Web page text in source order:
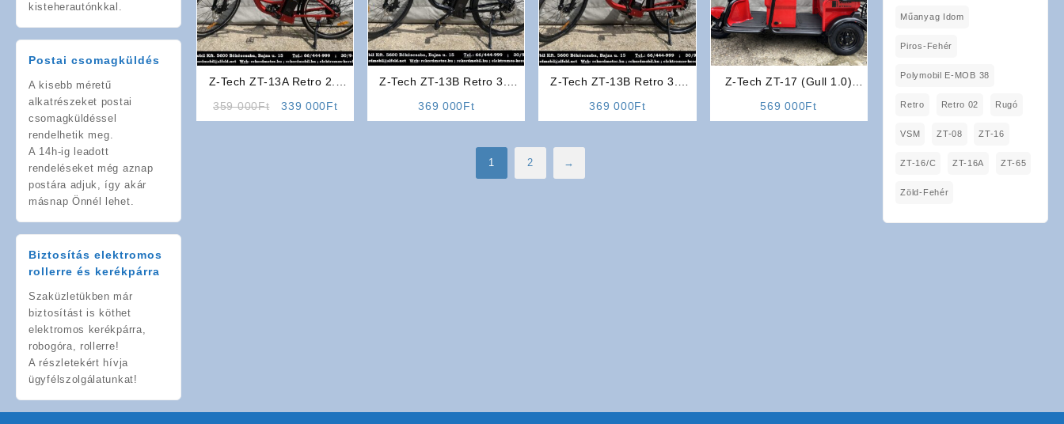
kisteherautónkkal.
Postai csomagküldés
A kisebb méretű
alkatrészeket postai
csomagküldéssel
rendelhetik meg.
A 14h-ig leadott
rendeléseket még aznap
postára adjuk, így akár
másnap Önnél lehet.
Biztosítás elektromos
rollerre és kerékpárra
Szaküzletükben már
biztosítást is köthet
elektromos kerékpárra,
robogóra, rollerre!
A részletekért hívja
ügyfélszolgálatunkat!
Z-Tech ZT-13A Retro 2.0
359 000Ft
Original
price
339 000FtCurrent
price
Z-Tech ZT-13B Retro 3.0
369 000Ft
Z-Tech ZT-13B Retro 3.0
369 000Ft
Z-Tech ZT-17 (Gull 1.0)
569 000Ft
1 2 →
Műanyag Idom
Piros-Fehér
Polymobil E-MOB 38
Retro Retro 02 Rugó
VSM ZT-08 ZT-16
ZT-16/C ZT-16A ZT-65
Zöld-Fehér